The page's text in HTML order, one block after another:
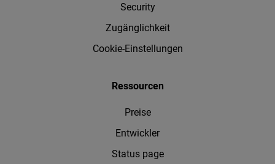
Security
Zugänglichkeit
Cookie-Einstellungen
Ressourcen
Preise
Entwickler
Status page